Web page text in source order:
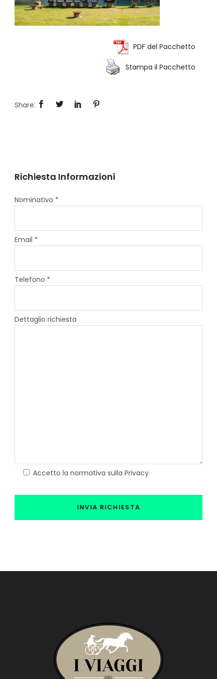
PDF del Pacchetto
Stampa il Pacchetto
Richiesta Informazioni
Nominativo *
Email *
Telefono *
Dettaglio richiesta
Accetto la normativa sulla Privacy